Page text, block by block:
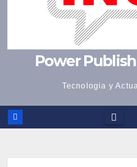
Power
Tecnologia y